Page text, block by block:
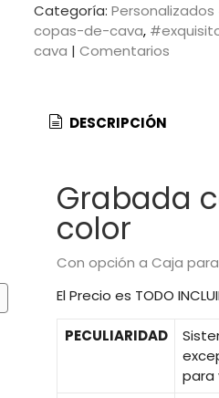
Categoría:
copas-de-cava
cava | Comentarios
DESCRIPCIÓN
Grabada
color
Con opción a Caja
El Precio es TODO
PECULIARIDAD
para